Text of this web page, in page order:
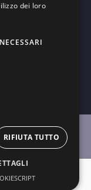
-Privacy Policy
dei loro
RIFIUTA TUTTO